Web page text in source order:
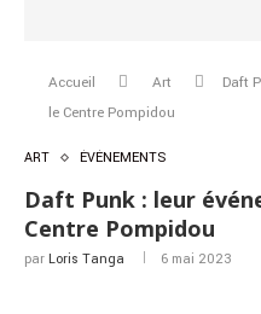
Accueil Art
Daft
le Centre Pompidou
ART ÉVÉNEMENTS
Daft Punk : leur
Centre Pompidou
par Loris Tanga 6 mai 2023